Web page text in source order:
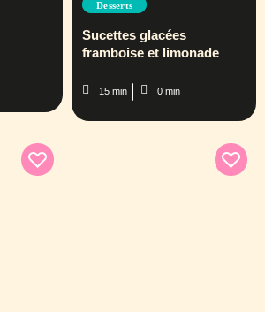
Desserts
Sucettes glacées
framboise et limonade
15 min 0 min